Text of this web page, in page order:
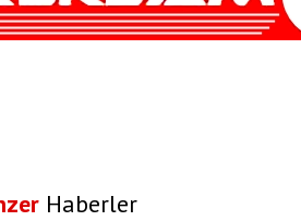
Haberler